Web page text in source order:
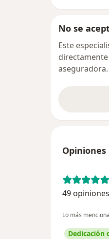
No se
Este
aseguradora.
Opiniones
49 opiniones
Lo más
Dedicación